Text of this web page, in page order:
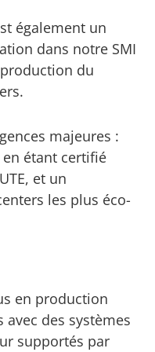
également un
dans notre SMI
du
majeures :
étant certifié
et un
les plus éco-
en production
des systèmes
supportés par